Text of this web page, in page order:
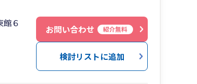
６
お問い合わせ 紹介無料
検討リストに追加